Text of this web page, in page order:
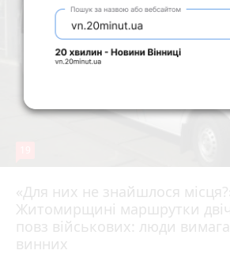
«Для них не знайшлося
Житомирщині маршрутки
повз військових: люди
винних
17 липня 2026 р.